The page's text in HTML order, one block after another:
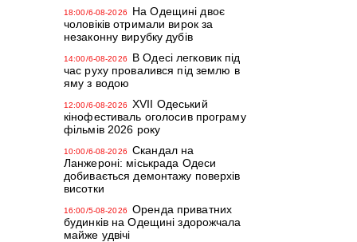
18:00/6-08-2026
На Одещині двоє
чоловіків отримали вирок за
незаконну вирубку дубів
14:00/6-08-2026
В Одесі легковик під
час руху провалився під землю в
яму з водою
12:00/6-08-2026
XVII Одеський
кінофестиваль оголосив програму
фільмів 2026 року
10:00/6-08-2026
Скандал на
Ланжероні: міськрада Одеси
добивається демонтажу поверхів
висотки
16:00/5-08-2026
Оренда приватних
будинків на Одещині здорожчала
майже удвічі